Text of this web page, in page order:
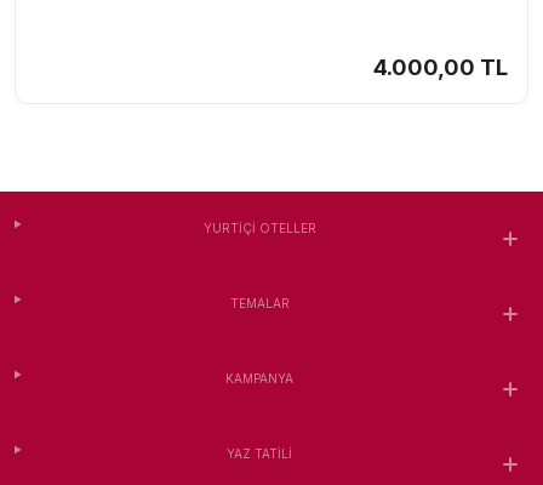
4.000,00 TL
YURTIÇI OTELLER
TEMALAR
KAMPANYA
YAZ TATILI